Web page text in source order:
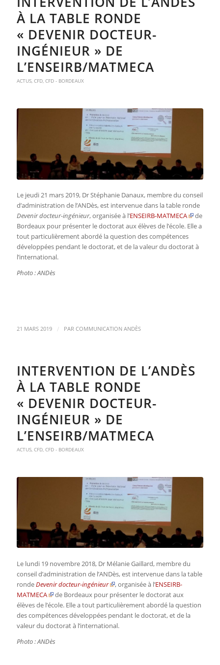
À LA TABLE RONDE
« DEVENIR DOCTEUR-
INGÉNIEUR » DE
L’ENSEIRB/MATMECA
ACTUS, CFD, CFD - BORDEAUX
Le jeudi 21 mars 2019, Dr Stéphanie Danaux, membre du conseil
d’administration de l’ANDès, est intervenue dans la table ronde
Devenir docteur-ingénieur, organisée à l’ENSEIRB-MATMECA
de
Bordeaux pour présenter le doctorat aux élèves de l’école. Elle a
tout particulièrement abordé la question des compétences
développées pendant le doctorat, et de la valeur du doctorat à
l’international.
Photo : ANDès
21 MARS 2019 / PAR COMMUNICATION ANDÈS
INTERVENTION DE L’ANDÈS
À LA TABLE RONDE
« DEVENIR DOCTEUR-
INGÉNIEUR » DE
L’ENSEIRB/MATMECA
ACTUS, CFD, CFD - BORDEAUX
Le lundi 19 novembre 2018, Dr Mélanie Gaillard, membre du
conseil d’administration de l’ANDès, est intervenue dans la table
rondeDevenir docteur-ingénieur , organisée à l’ENSEIRB-
MATMECA
de Bordeaux pour présenter le doctorat aux
élèves de l’école. Elle a tout particulièrement abordé la question
des compétences développées pendant le doctorat, et de la
valeur du doctorat à l’international.
Photo : ANDès